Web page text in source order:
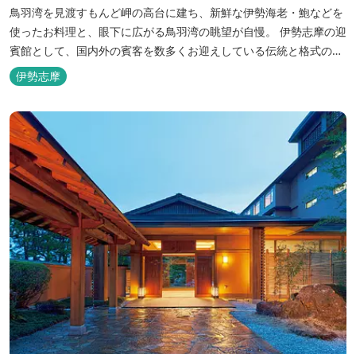
鳥羽湾を見渡すもんど岬の高台に建ち、新鮮な伊勢海老・鮑などを
使ったお料理と、眼下に広がる鳥羽湾の眺望が自慢。 伊勢志摩の迎
賓館として、国内外の賓客を数多くお迎えしている伝統と格式のあ
るホテルです。 【2024年3月25日リニューアル】 クラブラウンジ
アクセス付の新客室「オーシャンビュースイート・クラブ」が誕
生！ エントランスやフロント、ザ・ロビーラウンジ、パールオーシ
ャンテラ...
伊勢志摩